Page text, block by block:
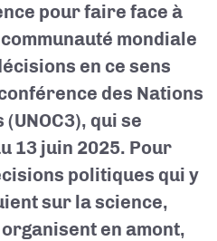
pour faire face à
mondiale
en ce sens
des Nations
qui se
13 juin 2025. Pour
politiques qui y
sur la science,
en amont,